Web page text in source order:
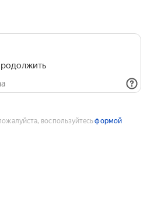
воспользуйтесьформой